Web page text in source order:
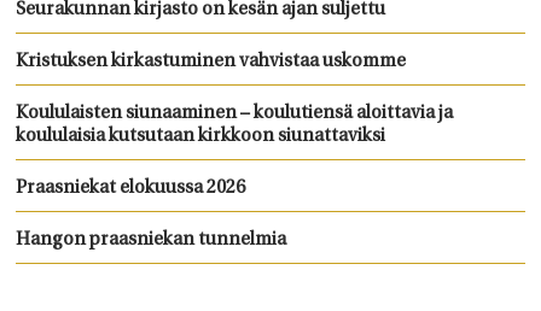
Seurakunnan kirjasto on kesän ajan suljettu
Kristuksen kirkastuminen vahvistaa uskomme
Koululaisten siunaaminen – koulutiensä aloittavia ja
koululaisia kutsutaan kirkkoon siunattaviksi
Praasniekat elokuussa 2026
Hangon praasniekan tunnelmia